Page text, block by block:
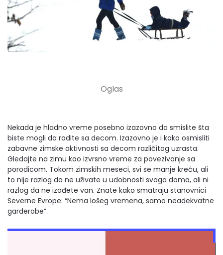
Nekada je hladno vreme posebno izazovno da smislite šta
biste mogli da radite sa decom. Izazovno je i kako osmisliti
zabavne zimske aktivnosti sa decom različitog uzrasta.
Gledajte na zimu kao izvrsno vreme za povezivanje sa
porodicom. Tokom zimskih meseci, svi se manje kreću, ali
to nije razlog da ne uživate u udobnosti svoga doma, ali ni
razlog da ne izađete van. Znate kako smatraju stanovnici
Severne Evrope: “Nema lošeg vremena, samo neadekvatne
garderobe”.